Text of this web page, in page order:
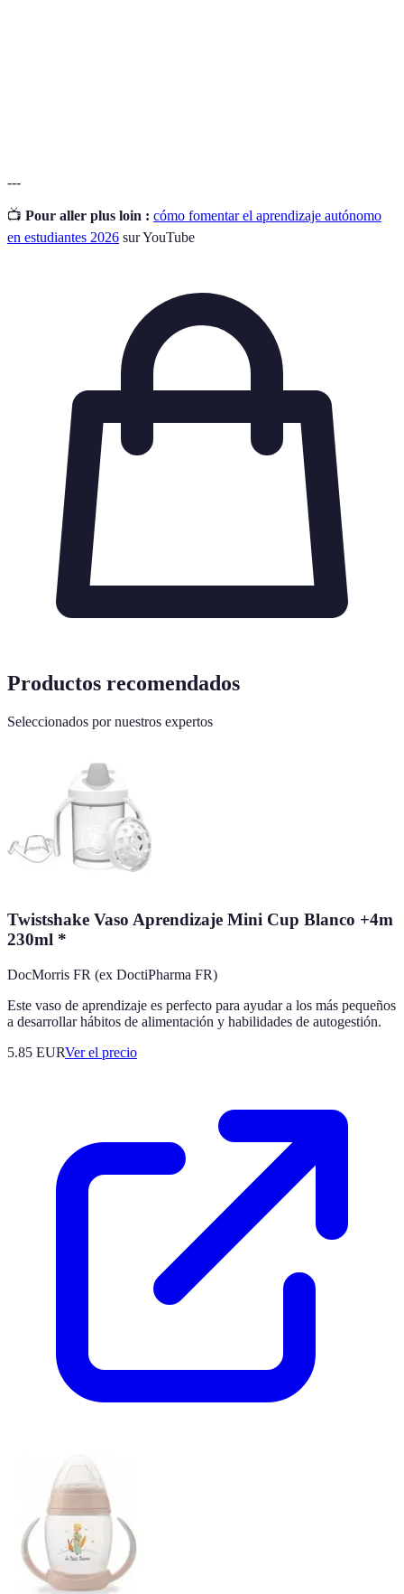
---
📺 Pour aller plus loin : cómo fomentar el aprendizaje autónomo
en estudiantes 2026 sur YouTube
Productos recomendados
Seleccionados por nuestros expertos
Twistshake Vaso Aprendizaje Mini Cup Blanco +4m
230ml *
DocMorris FR (ex DoctiPharma FR)
Este vaso de aprendizaje es perfecto para ayudar a los más pequeños
a desarrollar hábitos de alimentación y habilidades de autogestión.
5.85 EURVer el precio